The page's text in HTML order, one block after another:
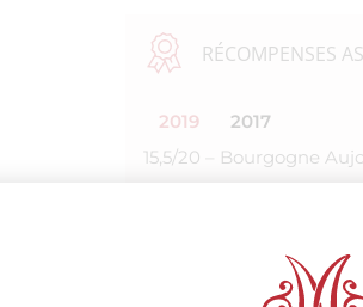
RÉCOMPENSES
2019
2017
15,5/20 – Bourgogne